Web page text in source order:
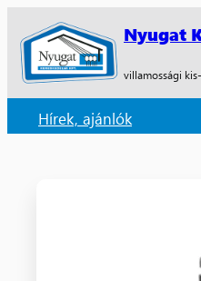
Nyugat
villamossági
Hírek, ajánlók